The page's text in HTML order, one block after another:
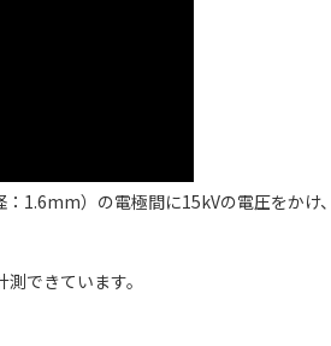
1.6mm）の電極間に15kVの電圧をかけ
できています。